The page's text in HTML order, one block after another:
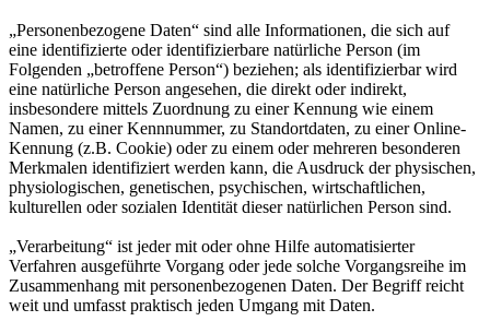
„Personenbezogene Daten“ sind alle Informationen, die sich auf
eine identifizierte oder identifizierbare natürliche Person (im
Folgenden „betroffene Person“) beziehen; als identifizierbar wird
eine natürliche Person angesehen, die direkt oder indirekt,
insbesondere mittels Zuordnung zu einer Kennung wie einem
Namen, zu einer Kennnummer, zu Standortdaten, zu einer Online-
Kennung (z.B. Cookie) oder zu einem oder mehreren besonderen
Merkmalen identifiziert werden kann, die Ausdruck der physischen,
physiologischen, genetischen, psychischen, wirtschaftlichen,
kulturellen oder sozialen Identität dieser natürlichen Person sind.
„Verarbeitung“ ist jeder mit oder ohne Hilfe automatisierter
Verfahren ausgeführte Vorgang oder jede solche Vorgangsreihe im
Zusammenhang mit personenbezogenen Daten. Der Begriff reicht
weit und umfasst praktisch jeden Umgang mit Daten.